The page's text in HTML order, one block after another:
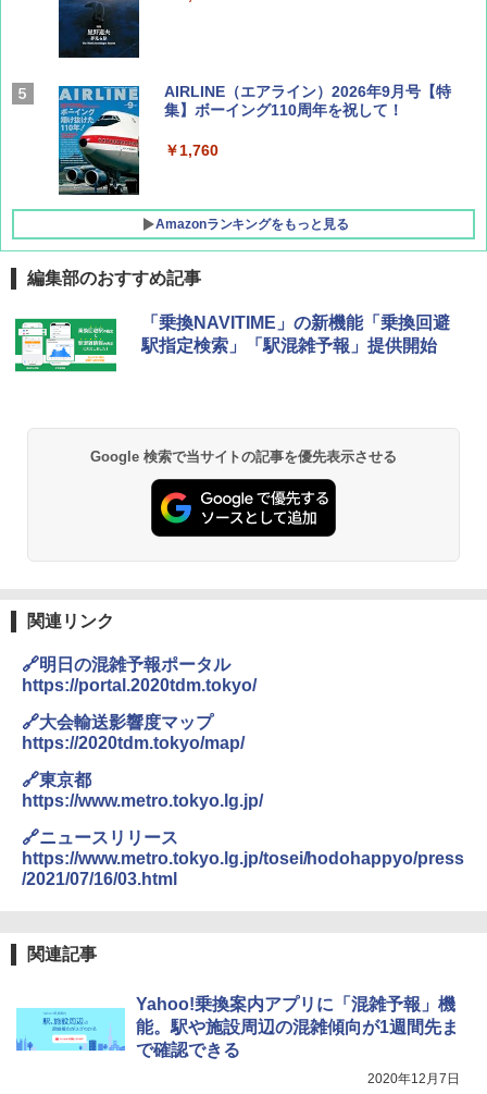
AIRLINE（エアライン）2026年9月号【特
集】ボーイング110周年を祝して！
￥1,760
Amazonランキングをもっと見る
僕が見た未来【完全版】
￥0
D40 地球の歩き方 チェンマイ タイ北部の魅
力的な町 2026～2027 地球の歩き方D アジア
￥2,079
地球の歩き方 スター・ウォーズ
A26 地球の歩き方 チェコ ポーランド スロヴ
ァキア 2026～2027 地球の歩き方A ヨーロッ
[キャンパーズコレクション 山善] ポップアッ
プテント 傘みたいに広げて畳める パッとサ
ッとサンシェード キューブ フルクローズ メ
￥6,831
PYKES PEAK (パイクスピーク) 着替えテン
ト プライバシー テント 【中が透けない】 1
人用 折りたたみ 防災グッズ 災害用トイレ ビ
易 トイレテント (グレー)
ENDLESS BASE 《めざましテレビで紹介》
テント ワンタッチ RENEW 幅200 2-3人用 43
￥5,999
[キャンパーズコレクション 山善] 傘みたいに
ーティング フルクローズ メッシュ 3-4人用
簡単設置 ポップアップテント エクルベージ
ュ(BC仕様) PATC-150B(EB)
広げるだけ パッとサッとテント キューブワ
イド ブラックコーティング フルクローズ メ
ッシュ 4人用 簡単設置 ポップアップテント P
ATCW-150B エクルベージュ
DEWEL パラソル 大型 ビーチ アウトドアパ
ラソル ガーデン サイトシート付 折りたたみ
防水 UVカット 4段階高さ調整 軽量 収納袋付
026リニューアル 急速冷凍 空間倍増 衛生的
コンパクト 保冷力長持ち
秒）射程5～10m 安全ロック搭載 携帯収納袋
付き ヒグマ・イノシシ対策 自治体・教育機
防災用品 長期保存可能 緊急時用 日本国内発
送
BUNDOK(バンドック)ソロ ドーム 1 EX BDK
-08EX カーキ ソロキャンプ ポリエステル フ
レーム ドーム型 テント
通気窓付き】収納袋付き UVカット 防水 防災
コンパクト iimono117 (ブルー)
￥3,080
編集部のおすすめ記事
「乗換NAVITIME」の新機能「乗換回避
駅指定検索」「駅混雑予報」提供開始
Google 検索で当サイトの記事を優先表示させる
関連リンク
🔗明日の混雑予報ポータル
https://portal.2020tdm.tokyo/
🔗大会輸送影響度マップ
https://2020tdm.tokyo/map/
🔗東京都
https://www.metro.tokyo.lg.jp/
🔗ニュースリリース
https://www.metro.tokyo.lg.jp/tosei/hodohappyo/press
/2021/07/16/03.html
関連記事
Yahoo!乗換案内アプリに「混雑予報」機
能。駅や施設周辺の混雑傾向が1週間先ま
で確認できる
2020年12月7日